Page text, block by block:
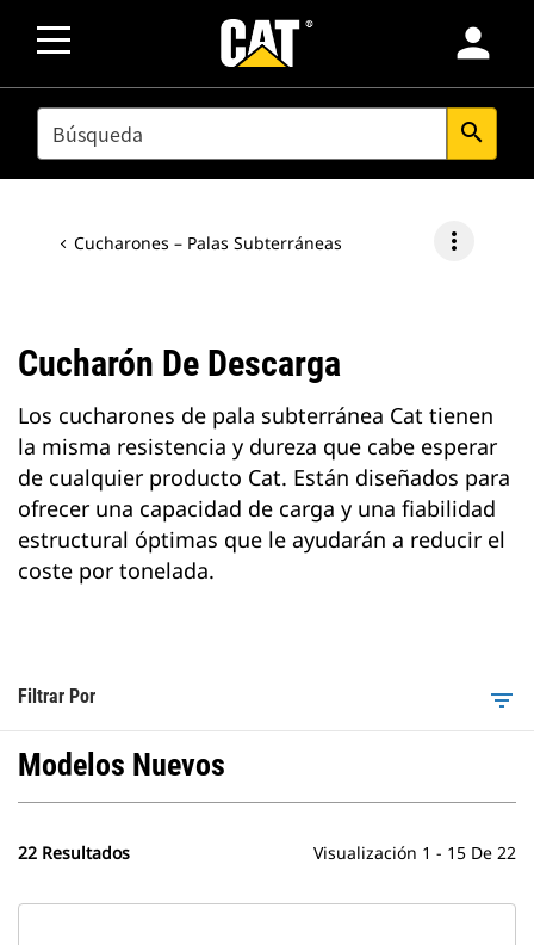
person
SEARCH search
Cucharones – Palas Subterráneas more_vert
Cucharón De Descarga
Los cucharones de pala subterránea Cat tienen
la misma resistencia y dureza que cabe esperar
de cualquier producto Cat. Están diseñados para
ofrecer una capacidad de carga y una fiabilidad
estructural óptimas que le ayudarán a reducir el
coste por tonelada.
Filtrar Por filter_list
Modelos Nuevos
22 Resultados Visualización 1 - 15 De 22